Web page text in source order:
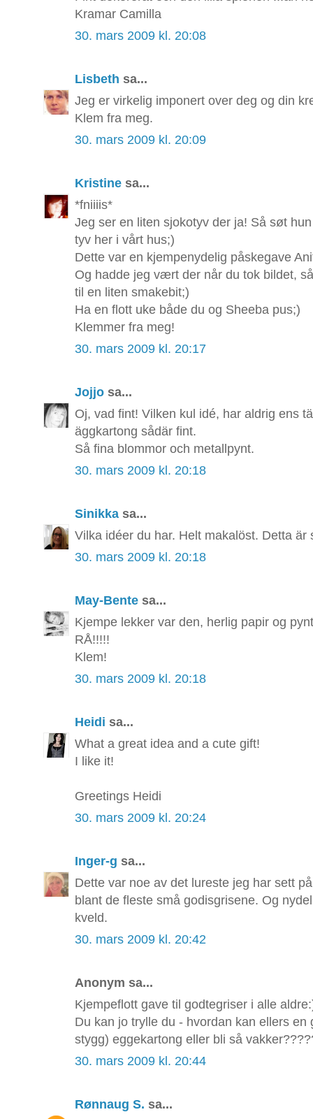
Kramar Camilla
30. mars 2009 kl. 20:08
Lisbeth sa...
Jeg er virkelig imponert over deg og din
Klem fra meg.
30. mars 2009 kl. 20:09
Kristine sa...
*fniiiis*
Jeg ser en liten sjokotyv der ja! Så søt
tyv her i vårt hus;)
Dette var en kjempenydelig påskegave
Og hadde jeg vært der når du tok bildet,
til en liten smakebit;)
Ha en flott uke både du og Sheeba pus;)
Klemmer fra meg!
30. mars 2009 kl. 20:17
Jojjo sa...
Oj, vad fint! Vilken kul idé, har aldrig ens
äggkartong sådär fint.
Så fina blommor och metallpynt.
30. mars 2009 kl. 20:18
Sinikka sa...
Vilka idéer du har. Helt makalöst. Detta är
30. mars 2009 kl. 20:18
May-Bente sa...
Kjempe lekker var den, herlig papir og
RÅ!!!!!
Klem!
30. mars 2009 kl. 20:18
Heidi sa...
What a great idea and a cute gift!
I like it!
Greetings Heidi
30. mars 2009 kl. 20:24
Inger-g sa...
Dette var noe av det lureste jeg har sett
blant de fleste små godisgrisene. Og
kveld.
30. mars 2009 kl. 20:42
Anonym sa...
Kjempeflott gave til godtegriser i alle
Du kan jo trylle du - hvordan kan ellers
stygg) eggekartong eller bli så
30. mars 2009 kl. 20:44
Rønnaug S. sa...